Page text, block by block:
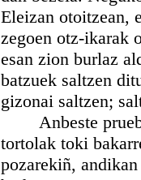
Eleizan otoitzean,
zegoen otz-ikarak
esan zion burlaz
batzuek saltzen
gizonai saltzen;
Anbeste
tortolak toki
pozarekiñ,